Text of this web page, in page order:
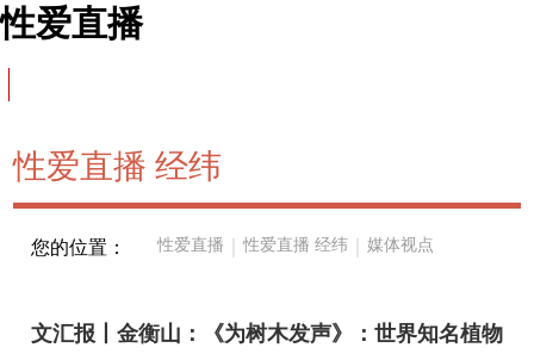
性爱直播
性爱直播 经纬
您的位置： 性爱直播 ｜性爱直播 经纬 ｜媒体视点
文汇报丨金衡山：《为树木发声》：世界知名植物